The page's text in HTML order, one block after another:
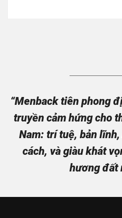
“Menback tiên phong
truyền cảm hứng cho
Nam: trí tuệ, bản
cách, và giàu khát
hương đất